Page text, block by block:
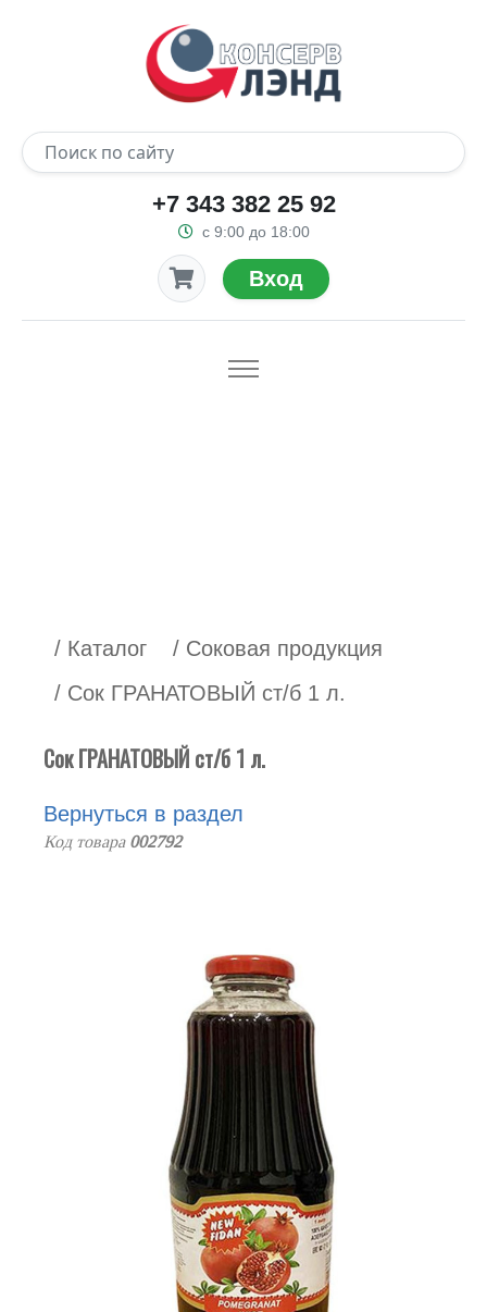
+7 343 382 25 92
с 9:00 до 18:00
Вход
/ Каталог
/ Соковая продукция
/ Сок ГРАНАТОВЫЙ ст/б 1 л.
Сок ГРАНАТОВЫЙ ст/б 1 л.
Вернуться в раздел
Код товара 002792